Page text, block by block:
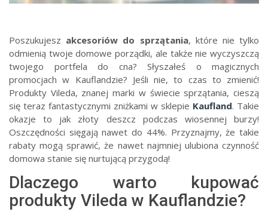
Poszukujesz akcesoriów do sprzątania, które nie tylko
odmienią twoje domowe porządki, ale także nie wyczyszczą
twojego portfela do cna? Słyszałeś o magicznych
promocjach w Kauflandzie? Jeśli nie, to czas to zmienić!
Produkty Vileda, znanej marki w świecie sprzątania, cieszą
się teraz fantastycznymi zniżkami w sklepie Kaufland. Takie
okazje to jak złoty deszcz podczas wiosennej burzy!
Oszczędności sięgają nawet do 44%. Przyznajmy, że takie
rabaty mogą sprawić, że nawet najmniej ulubiona czynność
domowa stanie się nurtującą przygodą!
Dlaczego warto kupować
produkty Vileda w Kauflandzie?